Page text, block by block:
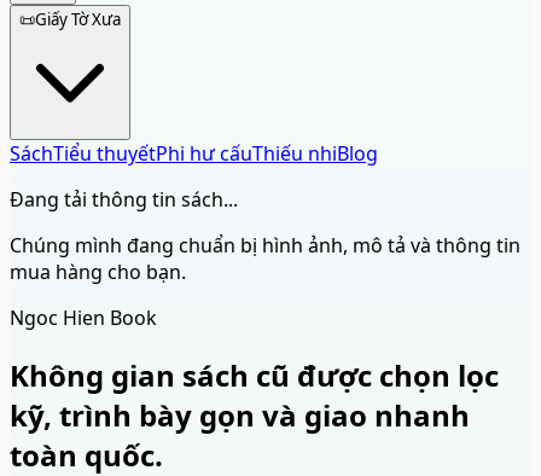
📜Giấy Tờ Xưa
SáchTiểu thuyếtPhi hư cấuThiếu nhiBlog
Đang tải thông tin sách...
Chúng mình đang chuẩn bị hình ảnh, mô tả và thông tin
mua hàng cho bạn.
Ngoc Hien Book
Không gian sách cũ được chọn lọc
kỹ, trình bày gọn và giao nhanh
toàn quốc.